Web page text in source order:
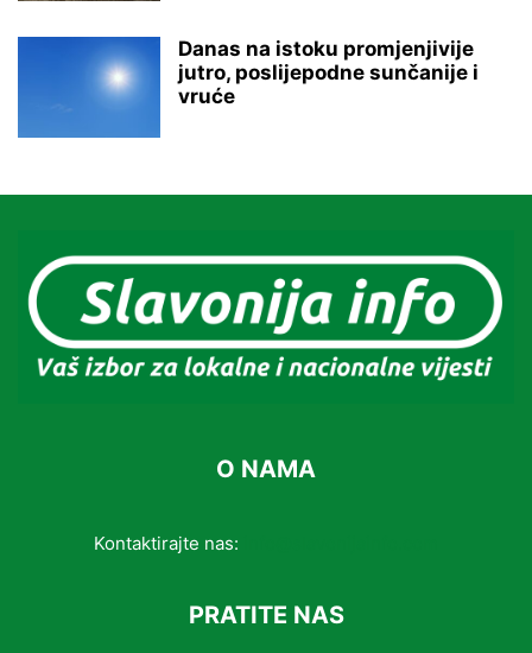
Danas na istoku promjenjivije
jutro, poslijepodne sunčanije i
vruće
O NAMA
Kontaktirajte nas:
PRATITE NAS